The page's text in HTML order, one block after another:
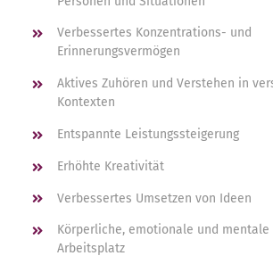
Verbessertes Konzentrations- und
Erinnerungsvermögen
Aktives Zuhören und Verstehen in
Kontexten
Entspannte Leistungssteigerung
Erhöhte Kreativität
Verbessertes Umsetzen von Ideen
Körperliche, emotionale und mentale
Arbeitsplatz